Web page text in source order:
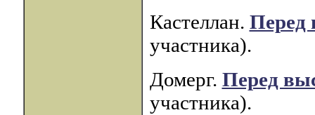
Кастеллан. Перед
участника).
Домерг. Перед
участника).